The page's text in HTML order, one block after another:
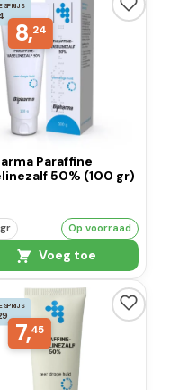
8,24
Paraffine
50% (100 gr)
Op voorraad
Voeg toe
7,45